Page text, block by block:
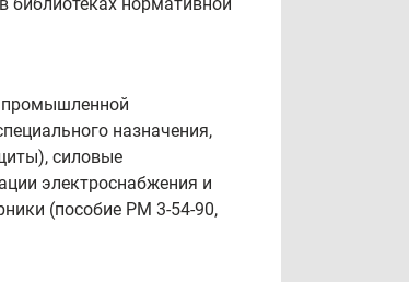
промышленной
назначения,
силовые
электроснабжения и
(пособие РМ 3-54-90,